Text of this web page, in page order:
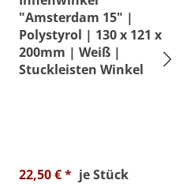
"Amsterdam 15" |
Polystyrol | 130 x 121 x
200mm | Weiß |
Stuckleisten Winkel
22,50 € * je Stück